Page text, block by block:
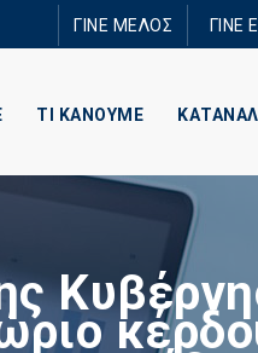
ΓΙΝΕ ΜΕΛΟΣ ΓΙΝΕ
ΤΙ ΚΑΝΟΥΜΕ